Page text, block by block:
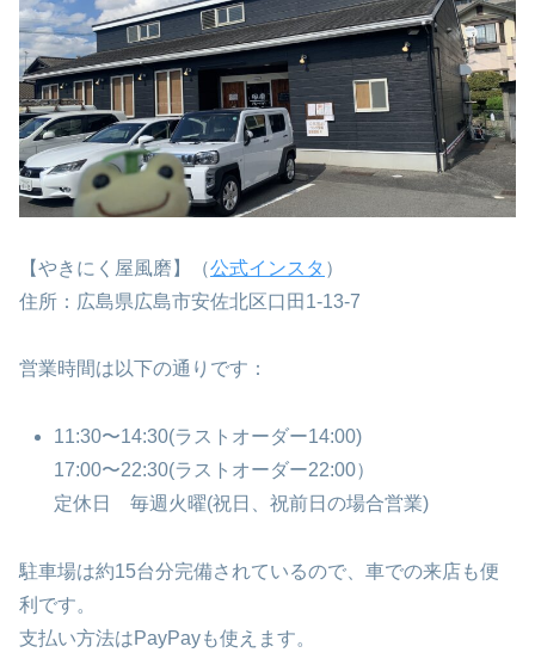
【やきにく屋風磨】（公式インスタ ）
住所：広島県広島市安佐北区口田1-13-7
営業時間は以下の通りです：
11:30〜14:30(ラストオーダー14:00)
17:00〜22:30(ラストオーダー22:00）
定休日 毎週火曜(祝日、祝前日の場合営業)
駐車場は約15台分完備されているので、車での来店も便
利です。
支払い方法はPayPayも使えます。